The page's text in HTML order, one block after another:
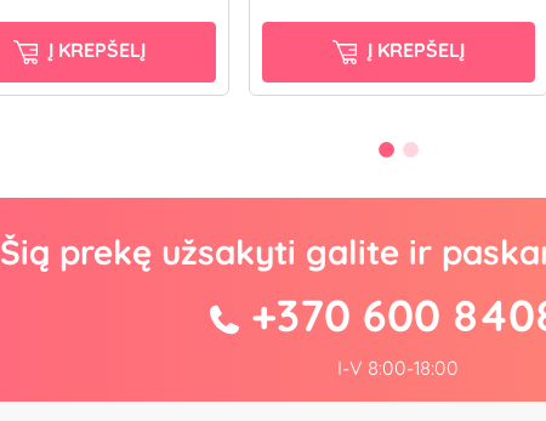
Į KREPŠELĮ Į KREPŠELĮ
Šią prekę užsakyti galite ir
+370 600
I-V 8:00-18:00